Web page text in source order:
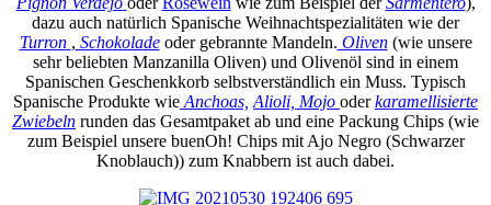
dazu auch natürlich Spanische Weihnachtspezialitäten wie der
Turron , Schokoladeoder gebrannte Mandeln. Oliven(wie unsere
sehr beliebten Manzanilla Oliven) und Olivenöl sind in einem
Spanischen Geschenkkorb selbstverständlich ein Muss. Typisch
Spanische Produkte wie Anchoas, Alioli, Mojo oderkaramellisierte
Zwiebeln runden das Gesamtpaket ab und eine Packung Chips (wie
zum Beispiel unsere buenOh! Chips mit Ajo Negro (Schwarzer
Knoblauch)) zum Knabbern ist auch dabei.